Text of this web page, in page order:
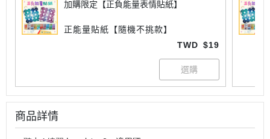
加購限定【正負能量表情貼紙】
正能量貼紙【隨機不挑款】
TWD $19
商品詳情